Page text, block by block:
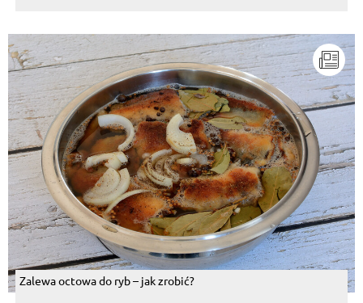
Zalewa octowa do ryb – jak zrobić?